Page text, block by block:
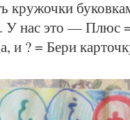
кружочки
У нас это — Плюс
и ? = Бери